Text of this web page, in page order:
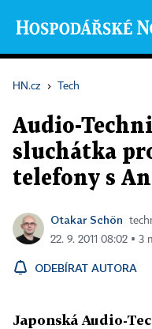
HN.cz › Tech
Audio-
sluchátka
telefony s
Otakar Schön
22. 9. 2011 08:02 ▪ 3
ODEBÍRAT AUTORA
Japonská Audio-